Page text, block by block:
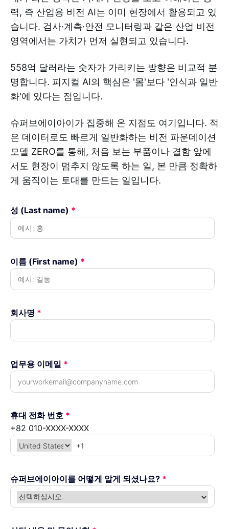
력, 즉 산업용 비전 AI는 이미 현장에서 활용되고 있
습니다. 검사·계측·안전 모니터링과 같은 산업 비전
영역에서는 가치가 먼저 실현되고 있습니다.
558억 달러라는 숫자가 가리키는 방향은 비교적 분
명합니다. 피지컬 AI의 핵심은 '몸'보다 '인식과 일반
화'에 있다는 점입니다.
슈퍼브에이아이가 집중해 온 지점도 여기입니다. 적
은 데이터로도 빠르게 일반화하는 비전 파운데이션
모델 ZERO를 통해, 처음 보는 부품이나 결함 앞에
서도 현장이 멈추지 않도록 하는 일, 본 만큼 정확하
게 움직이는 토대를 만드는 일입니다.
성 (Last name) *
이름 (First name) *
회사명 *
업무용 이메일 *
휴대 전화 번호 *
+82 010-XXXX-XXXX
슈퍼브에이아이를 어떻게 알게 되셨나요? *